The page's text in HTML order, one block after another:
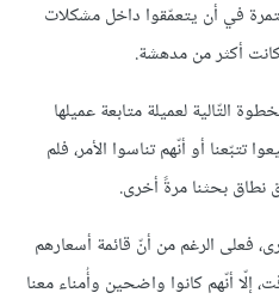
في أن يتعمّقوا داخل مشكلات
أكثر من مدهشة.
في الخطوة التّالية لعميلة متابعة عميلها
تتبّعنا أو أنّهم تناسوا الأمر، فلم
نطاق بحثنا مرةً أخرى.
فعلى الرغم من أنّ قائمة أسعارهم
إلّا أنّهم كانوا واضحين وأُمناء معنا